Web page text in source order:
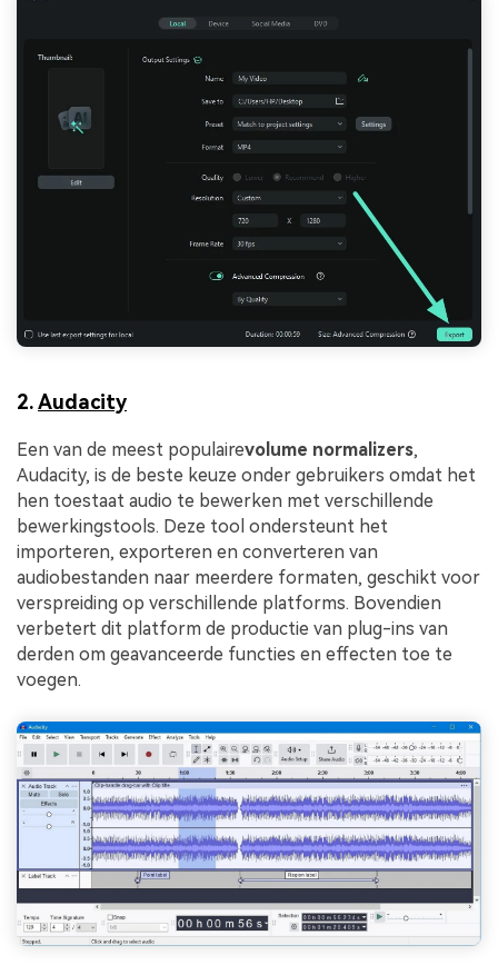
2.Audacity
Een van de meest populairevolume normalizers,
Audacity, is de beste keuze onder gebruikers omdat het
hen toestaat audio te bewerken met verschillende
bewerkingstools. Deze tool ondersteunt het
importeren, exporteren en converteren van
audiobestanden naar meerdere formaten, geschikt voor
verspreiding op verschillende platforms. Bovendien
verbetert dit platform de productie van plug-ins van
derden om geavanceerde functies en effecten toe te
voegen.